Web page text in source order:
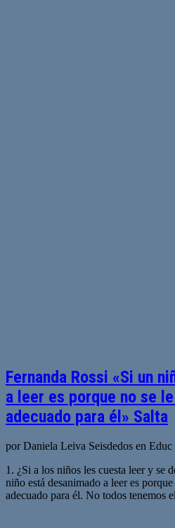
Fernanda Rossi «Si un
a leer es porque no se
adecuado para él» Salta
por Daniela Leiva Seisdedos en
1. ¿Si a los niños les cuesta leer y se
niño está desanimado a leer es
adecuado para él. No todos tenemos